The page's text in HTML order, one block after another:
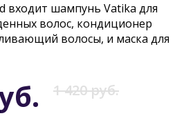
входит шампунь Vatika для
волос, кондиционер
волосы, и маска для
1 420 руб.